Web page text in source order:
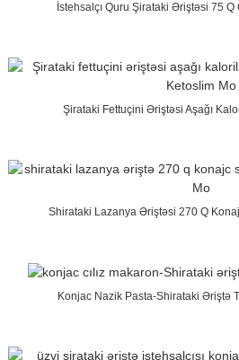
İstehsalçı Quru Şirataki Əriştəsi 75
Şirataki Fettuçini Əriştəsi Aşağı
Shirataki Lazanya Əriştəsi 270 Q
Konjac Nazik Pasta-Shirataki Əriştə